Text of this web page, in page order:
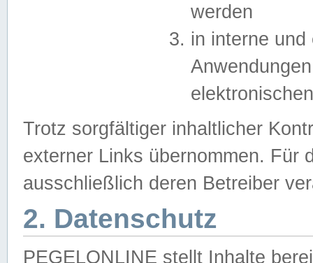
werden
in interne
Trotz sorgfältiger inhaltlicher
externer Links übernommen. Für
ausschließlich deren Betreiber
2. Datenschutz
PEGELONLINE stellt Inhalte